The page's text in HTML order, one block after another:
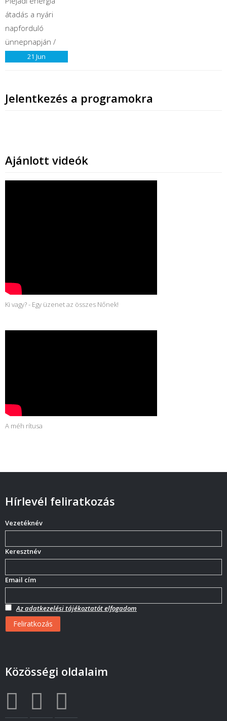
21 Jun
Jelentkezés a programokra
Ajánlott videók
Ki vagy? - Egy üzenet az összes Nőnek!
A méh rítusa
Hírlevél feliratkozás
Vezetéknév
Keresztnév
Email cím
Az adatkezelési tájékoztatót elfogadom
Közösségi oldalaim